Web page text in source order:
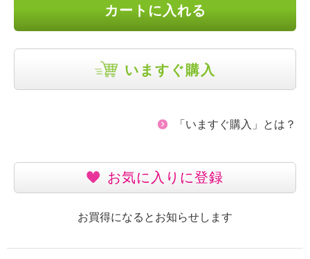
カートに入れる
いますぐ購入
「いますぐ購入」とは？
お気に入りに登録
お買得になるとお知らせします